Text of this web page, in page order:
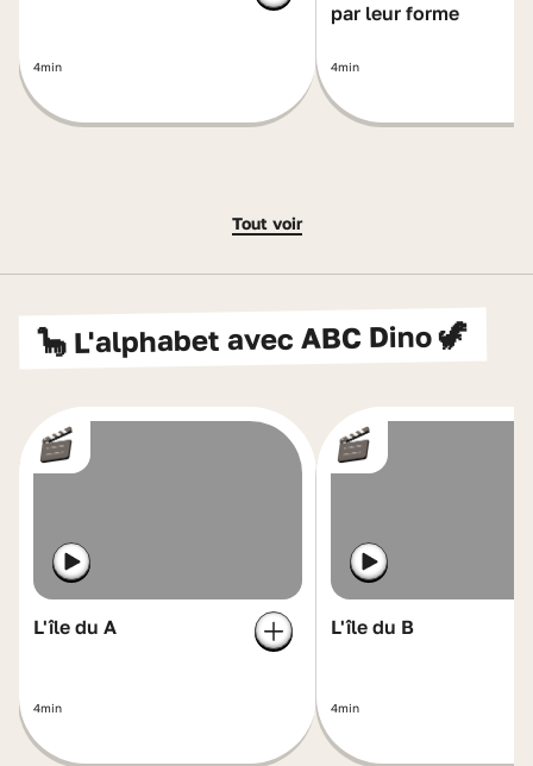
4min
par leur forme
4min
Tout voir
🦕 L'alphabet avec ABC Dino 🦖
L'île du A
4min
L'île du B
4min